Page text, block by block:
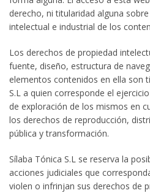
derecho, ni titularidad alguna
intelectual e industrial de los
Los derechos de propiedad
fuente, diseño, estructura de
elementos contenidos en ella son
S.L a quien corresponde el
de exploración de los mismos en
los derechos de reproducción,
pública y transformación.
Sílaba Tónica S.L se reserva la
acciones judiciales que
violen o infrinjan sus derechos de